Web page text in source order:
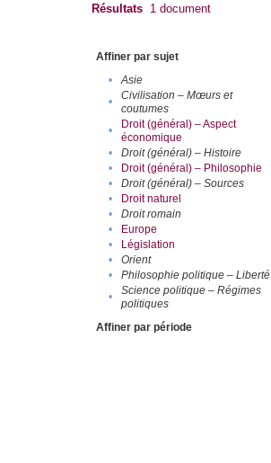
Résultats 1 document
Affiner par sujet
•
Asie
•
Civilisation – Mœurs et
coutumes
•
Droit (général) – Aspect
économique
• Droit (général) – Histoire
•
Droit (général) – Philosophie
•
Droit (général) – Sources
•
Droit naturel
•
Droit romain
•
Europe
•
Législation
•
Orient
•
Philosophie politique – Liberté
•
Science politique – Régimes
politiques
Affiner par période